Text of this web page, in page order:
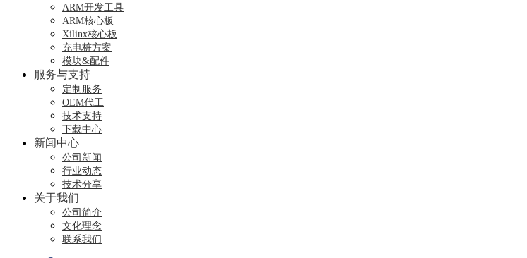
ARM开发工具
ARM核心板
Xilinx核心板
充电桩方案
模块&配件
服务与支持
定制服务
OEM代工
技术支持
下载中心
新闻中心
公司新闻
行业动态
技术分享
关于我们
公司简介
文化理念
联系我们